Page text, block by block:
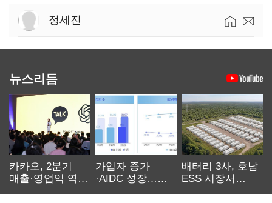
정세진
뉴스리듬
카카오, 2분기
매출·영업익 역대
가입자 증가
·AIDC 성장…
배터리 3사, 호남
ESS 시장서